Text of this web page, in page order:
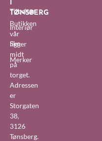
TØNSBERG
Butikken
vår
ligger
midt
på
torget.
Adressen
er
Storgaten
38,
3126
Tønsberg.
Tilbehør
Interiør
Sko
Merker